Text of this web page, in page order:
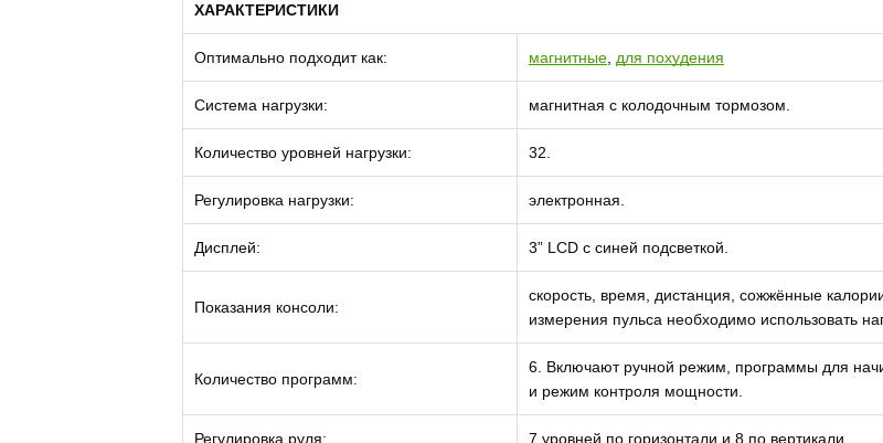
ХАРАКТЕРИСТИКИ
Оптимально подходит как: магнитные для похудения
Система нагрузки: магнитная с колодочным тормозом.
Количество уровней нагрузки: 32.
Регулировка нагрузки: электронная.
Дисплей: 3” LCD с синей подсветкой.
Показания консоли:
скорость, время, дистанция, сожжённые
измерения пульса необходимо использовать
Количество программ:
6. Включают ручной режим, программы для
и режим контроля мощности.
Регулировка руля: 7 уровней по горизонтали и 8 по вертикали.